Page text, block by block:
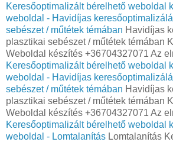
Keresőoptimalizált bérelhető weboldal
weboldal - Havidíjas
sebészet / műtétek témában Havidíjas
plasztikai sebészet / műtétek témában
Weboldal készítés +36704327071 Az
Keresőoptimalizált bérelhető weboldal
weboldal - Havidíjas
sebészet / műtétek témában Havidíjas
plasztikai sebészet / műtétek témában
Weboldal készítés +36704327071 Az
Keresőoptimalizált bérelhető weboldal
weboldal - Lomtalanítás Lomtalanítás